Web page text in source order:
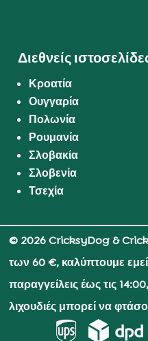
Διεθνείς
Κροατία
Ουγγαρία
Πολωνία
Ρουμανία
Σλοβακία
Σλοβενία
Τσεχία
© 2026 CricksyDog &
των 60 €, καλύπτουμε
παραγγείλεις έως τις
λιχουδιές μπορεί να